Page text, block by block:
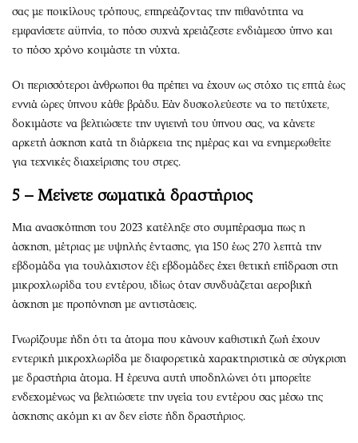
σας με ποικίλους τρόπους, επηρεάζοντας την πιθανότητα να
εμφανίσετε αϋπνία, το πόσο συχνά χρειάζεστε ενδιάμεσο ύπνο και
το πόσο χρόνο κοιμάστε τη νύχτα.
Οι περισσότεροι άνθρωποι θα πρέπει να έχουν ως στόχο τις επτά έως
εννιά ώρες ύπνου κάθε βράδυ. Εάν δυσκολεύεστε να το πετύχετε,
δοκιμάστε να βελτιώσετε την υγιεινή του ύπνου σας, να κάνετε
αρκετή άσκηση κατά τη διάρκεια της ημέρας και να ενημερωθείτε
για τεχνικές διαχείρισης του στρες.
5 – Μείνετε σωματικά δραστήριος
Μια ανασκόπηση του 2023 κατέληξε στο συμπέρασμα πως η
άσκηση, μέτριας με υψηλής έντασης, για 150 έως 270 λεπτά την
εβδομάδα για τουλάχιστον έξι εβδομάδες έχει θετική επίδραση στη
μικροχλωρίδα του εντέρου, ιδίως όταν συνδυάζεται αεροβική
άσκηση με προπόνηση με αντιστάσεις.
Γνωρίζουμε ήδη ότι τα άτομα που κάνουν καθιστική ζωή έχουν
εντερική μικροχλωρίδα με διαφορετικά χαρακτηριστικά σε σύγκριση
με δραστήρια άτομα. Η έρευνα αυτή υποδηλώνει ότι μπορείτε
ενδεχομένως να βελτιώσετε την υγεία του εντέρου σας μέσω της
άσκησης ακόμη κι αν δεν είστε ήδη δραστήριος.